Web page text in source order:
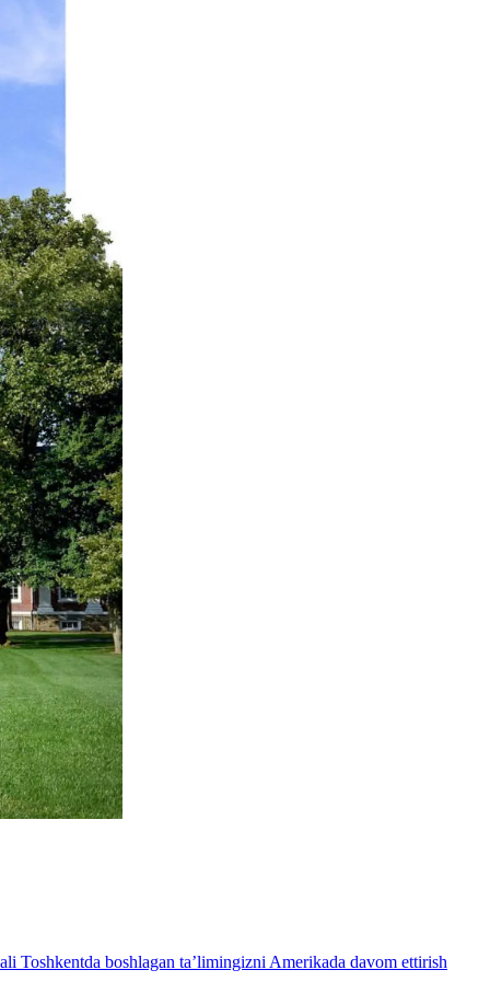
boshlagan ta’limingizni Amerikada davom ettirish